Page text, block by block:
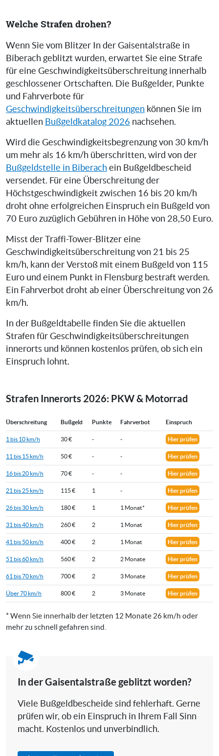
Welche Strafen drohen?
Wenn Sie vom Blitzer In der Gaisentalstraße in
Biberach geblitzt wurden, erwartet Sie eine Strafe
für eine Geschwindigkeitsüberschreitung innerhalb
geschlossener Ortschaften. Die Bußgelder, Punkte
und Fahrverbote für
Geschwindigkeitsüberschreitungen können Sie im
aktuellen Bußgeldkatalog 2026 nachsehen.
Wird die Geschwindigkeitsbegrenzung von 30 km/h
um mehr als 16 km/h überschritten, wird von der
Bußgeldstelle in Biberach ein Bußgeldbescheid
versendet. Für eine Überschreitung der
Höchstgeschwindigkeit zwischen 16 bis 20 km/h
droht ohne erfolgreichen Einspruch ein Bußgeld von
70 Euro zuzüglich Gebühren in Höhe von 28,50 Euro.
Misst der Traffi-Tower-Blitzer eine
Geschwindigkeitsüberschreitung von 21 bis 25
km/h, kann der Verstoß mit einem Bußgeld von 115
Euro und einem Punkt in Flensburg bestraft werden.
Ein Fahrverbot droht ab einer Überschreitung von 26
km/h.
In der Bußgeldtabelle finden Sie die aktuellen
Strafen für Geschwindigkeitsüberschreitungen
innerorts und können kostenlos prüfen, ob sich ein
Einspruch lohnt.
Strafen Innerorts 2026: PKW & Motorrad
Überschreitung Bußgeld Punkte Fahrverbot Einspruch
1 bis 10 km/h 30 € - - Hier prüfen
11 bis 15 km/h 50 € - - Hier prüfen
16 bis 20 km/h 70 € - - Hier prüfen
21 bis 25 km/h 115 € 1 - Hier prüfen
26 bis 30 km/h 180 € 1 1 Monat* Hier prüfen
31 bis 40 km/h 260 € 2 1 Monat Hier prüfen
41 bis 50 km/h 400 € 2 1 Monat Hier prüfen
51 bis 60 km/h 560 € 2 2 Monate Hier prüfen
61 bis 70 km/h 700 € 2 3 Monate Hier prüfen
Über 70 km/h 800 € 2 3 Monate Hier prüfen
* Wenn Sie innerhalb der letzten 12 Monate 26 km/h oder
mehr zu schnell gefahren sind.
In der Gaisentalstraße geblitzt worden?
Viele Bußgeldbescheide sind fehlerhaft. Gerne
prüfen wir, ob ein Einspruch in Ihrem Fall Sinn
macht. Kostenlos und unverbindlich.